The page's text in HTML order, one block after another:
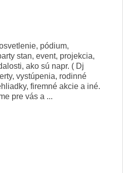
pódium,
stan, event, projekcia,
ako sú napr. ( Dj
vystúpenia, rodinné
firemné akcie a iné.
pre vás a ...